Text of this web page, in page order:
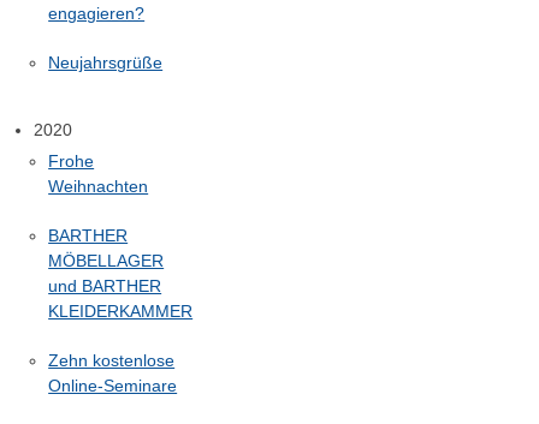
engagieren?
Neujahrsgrüße
2020
Frohe
Weihnachten
BARTHER
MÖBELLAGER
und BARTHER
KLEIDERKAMMER
Zehn kostenlose
Online-Seminare